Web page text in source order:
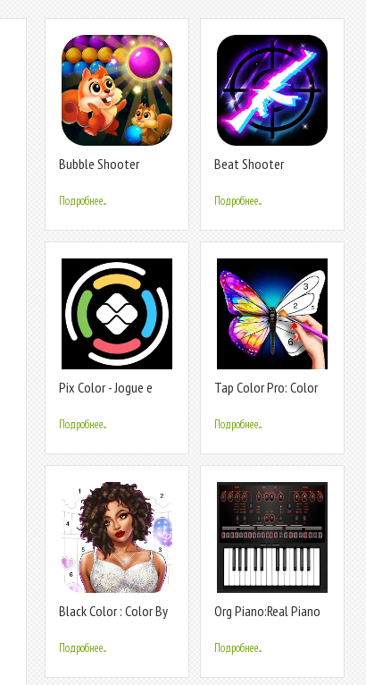
Bubble Shooter
Подробнее...
Beat Shooter
Подробнее...
Pix Color - Jogue e
Подробнее...
Tap Color Pro: Color
Подробнее...
Black Color : Color By
Подробнее...
Org Piano:Real Piano
Подробнее...